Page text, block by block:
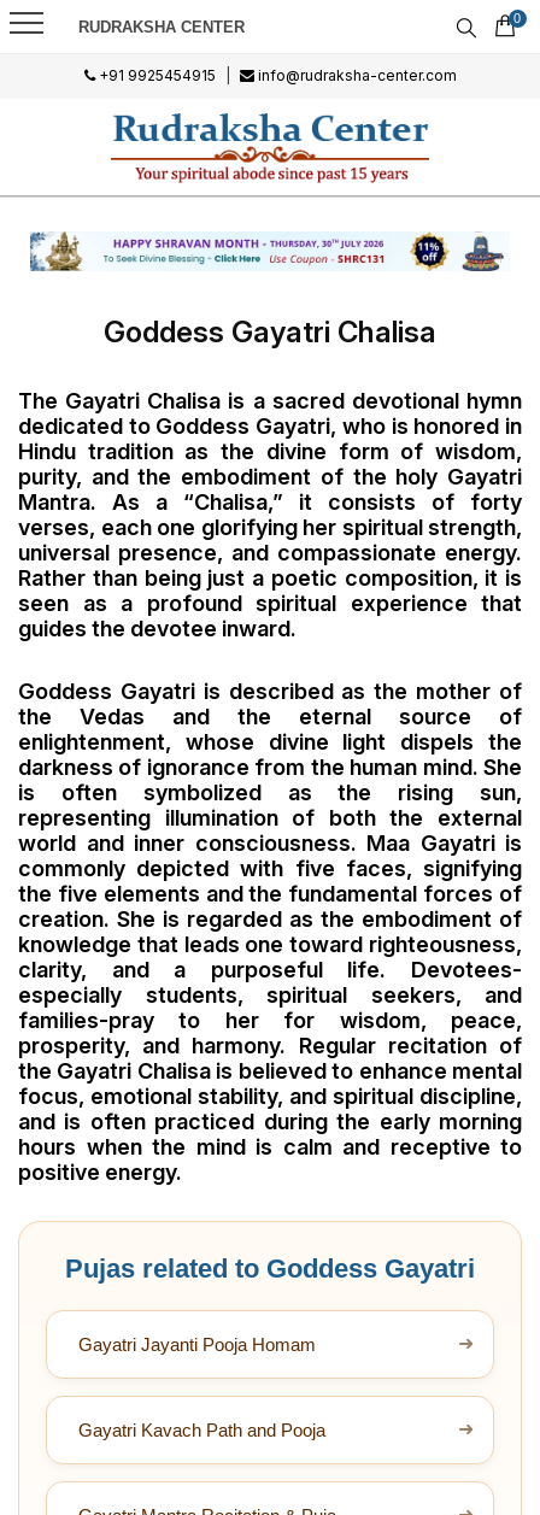
RUDRAKSHA CENTER 0
+91 9925454915 info@rudraksha-center.com
Goddess Gayatri Chalisa
The Gayatri Chalisa is a sacred devotional hymn
dedicated to Goddess Gayatri, who is honored in
Hindu tradition as the divine form of wisdom,
purity, and the embodiment of the holy Gayatri
Mantra. As a “Chalisa,” it consists of forty
verses, each one glorifying her spiritual strength,
universal presence, and compassionate energy.
Rather than being just a poetic composition, it is
seen as a profound spiritual experience that
guides the devotee inward.
Goddess Gayatri is described as the mother of
the Vedas and the eternal source of
enlightenment, whose divine light dispels the
darkness of ignorance from the human mind. She
is often symbolized as the rising sun,
representing illumination of both the external
world and inner consciousness. Maa Gayatri is
commonly depicted with five faces, signifying
the five elements and the fundamental forces of
creation. She is regarded as the embodiment of
knowledge that leads one toward righteousness,
clarity, and a purposeful life. Devotees-
especially students, spiritual seekers, and
families-pray to her for wisdom, peace,
prosperity, and harmony. Regular recitation of
the Gayatri Chalisa is believed to enhance mental
focus, emotional stability, and spiritual discipline,
and is often practiced during the early morning
hours when the mind is calm and receptive to
positive energy.
Pujas related to Goddess Gayatri
Gayatri Jayanti Pooja Homam ➜
Gayatri Kavach Path and Pooja ➜